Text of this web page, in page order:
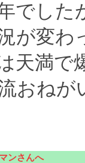
でした
が変わ
天満で
おねが
ンさんへ